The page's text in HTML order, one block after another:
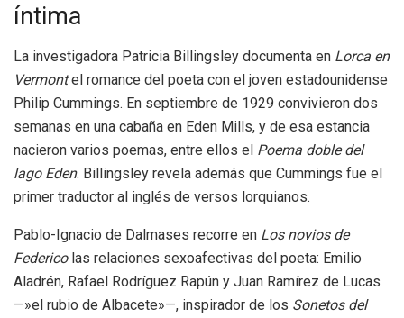
íntima
La investigadora Patricia Billingsley documenta en Lorca en
Vermontel romance del poeta con el joven estadounidense
Philip Cummings. En septiembre de 1929 convivieron dos
semanas en una cabaña en Eden Mills, y de esa estancia
nacieron varios poemas, entre ellos el Poema doble del
lago Eden. Billingsley revela además que Cummings fue el
primer traductor al inglés de versos lorquianos.
Pablo-Ignacio de Dalmases recorre en Los novios de
Federicolas relaciones sexoafectivas del poeta: Emilio
Aladrén, Rafael Rodríguez Rapún y Juan Ramírez de Lucas
—»el rubio de Albacete»—, inspirador de los Sonetos del